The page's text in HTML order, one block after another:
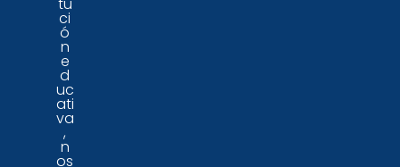
ci
ó
n
e
d
uc
ati
va
,
n
os